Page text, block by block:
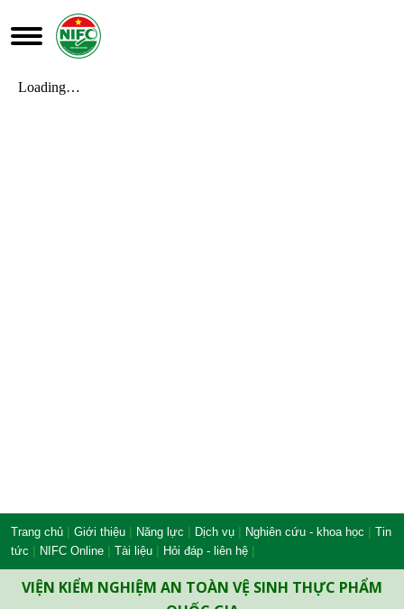
Trang chủ | Giới thiệu | Năng lực | Dịch vụ | Nghiên cứu - khoa học | Tin
tức | NIFC Online | Tài liệu | Hỏi đáp - liên hệ |
VIỆN KIỂM NGHIỆM AN TOÀN VỆ SINH THỰC PHẨM